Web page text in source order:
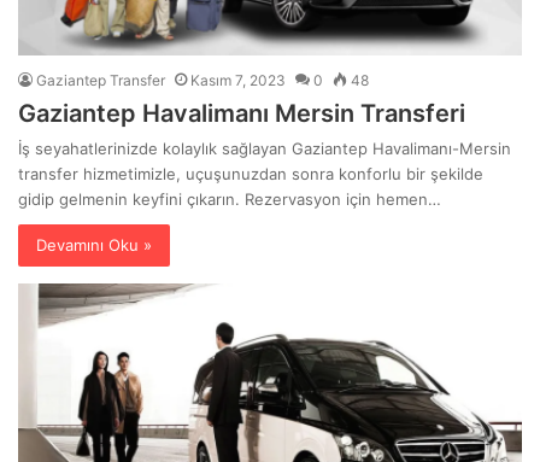
Gaziantep Transfer Kasım 7, 2023 0 48
Gaziantep Havalimanı Mersin Transferi
İş seyahatlerinizde kolaylık sağlayan Gaziantep Havalimanı-Mersin
transfer hizmetimizle, uçuşunuzdan sonra konforlu bir şekilde
gidip gelmenin keyfini çıkarın. Rezervasyon için hemen…
Devamını Oku »